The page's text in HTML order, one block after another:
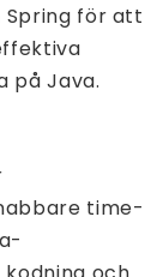
Spring för att
på Java.
time-